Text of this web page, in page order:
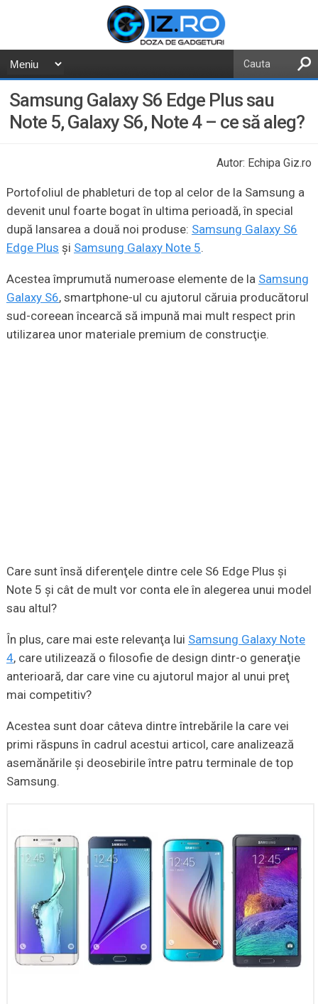
Samsung Galaxy S6 Edge Plus sau
Note 5, Galaxy S6, Note 4 – ce să aleg?
Autor: Echipa Giz.ro
Portofoliul de phableturi de top al celor de la Samsung a
devenit unul foarte bogat în ultima perioadă, în special
după lansarea a două noi produse: Samsung Galaxy S6
Edge Plus şi Samsung Galaxy Note 5.
Acestea împrumută numeroase elemente de la Samsung
Galaxy S6, smartphone-ul cu ajutorul căruia producătorul
sud-coreean încearcă să impună mai mult respect prin
utilizarea unor materiale premium de construcţie.
Care sunt însă diferenţele dintre cele S6 Edge Plus şi
Note 5 şi cât de mult vor conta ele în alegerea unui model
sau altul?
În plus, care mai este relevanţa lui Samsung Galaxy Note
4, care utilizează o filosofie de design dintr-o generaţie
anterioară, dar care vine cu ajutorul major al unui preţ
mai competitiv?
Acestea sunt doar câteva dintre întrebările la care vei
primi răspuns în cadrul acestui articol, care analizează
asemănările şi deosebirile între patru terminale de top
Samsung.